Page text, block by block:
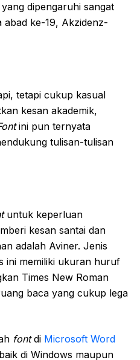
dipengaruhi sangat
ke-19, Akzidenz-
tetapi cukup kasual
kesan akademik,
ini pun ternyata
tulisan-tulisan
untuk keperluan
kesan santai dan
adalah Aviner. Jenis
ini memiliki ukuran huruf
Times New Roman
baca yang cukup lega
fontdi Microsoft Word
di Windows maupun